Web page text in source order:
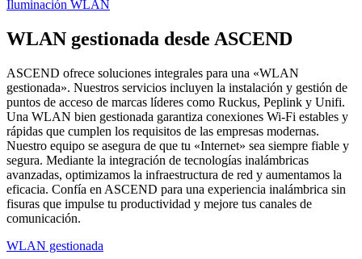
Iluminación WLAN
WLAN gestionada desde ASCEND
ASCEND ofrece soluciones integrales para una «WLAN
gestionada». Nuestros servicios incluyen la instalación y gestión de
puntos de acceso de marcas líderes como Ruckus, Peplink y Unifi.
Una WLAN bien gestionada garantiza conexiones Wi-Fi estables y
rápidas que cumplen los requisitos de las empresas modernas.
Nuestro equipo se asegura de que tu «Internet» sea siempre fiable y
segura. Mediante la integración de tecnologías inalámbricas
avanzadas, optimizamos la infraestructura de red y aumentamos la
eficacia. Confía en ASCEND para una experiencia inalámbrica sin
fisuras que impulse tu productividad y mejore tus canales de
comunicación.
WLAN gestionada